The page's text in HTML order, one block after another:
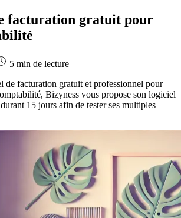
facturation gratuit pour
5 min de lecture
de facturation gratuit et professionnel pour
Bizyness vous propose son logiciel
15 jours afin de tester ses multiples